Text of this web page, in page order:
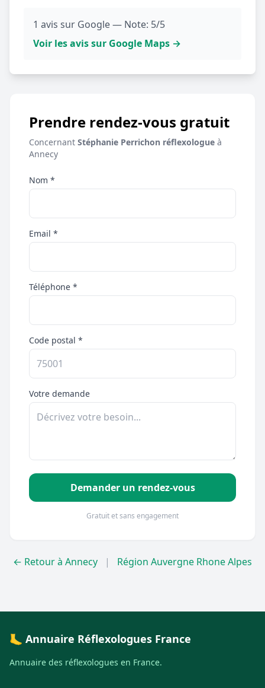
1 avis sur Google — Note: 5/5
Voir les avis sur Google Maps →
Prendre rendez-vous gratuit
Concernant Stéphanie Perrichon réflexologue à
Annecy
Nom *
Email *
Téléphone *
Code postal *
Votre demande
Demander un rendez-vous
Gratuit et sans engagement
← Retour à Annecy | Région Auvergne Rhone Alpes
🦶 Annuaire Réflexologues France
Annuaire des réflexologues en France.